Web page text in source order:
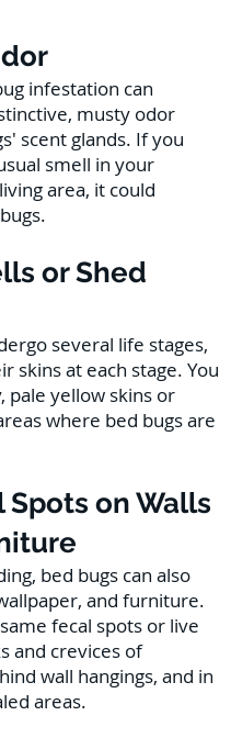
infestation can
musty odor
scent glands. If you
smell in your
area, it could
or Shed
several life stages,
skins at each stage. You
pale yellow skins or
where bed bugs are
Spots on Walls
bed bugs can also
and furniture.
fecal spots or live
and crevices of
wall hangings, and in
areas.